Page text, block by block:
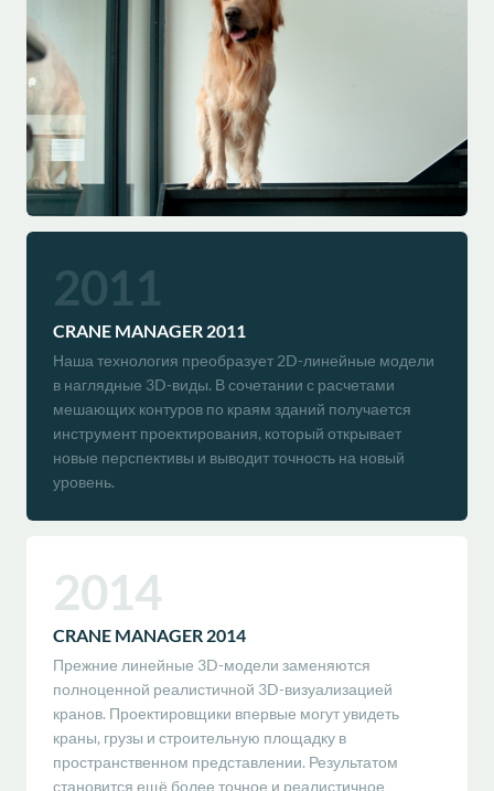
2011
CRANE MANAGER 2011
Наша технология преобразует 2D-линейные модели
в наглядные 3D-виды. В сочетании с расчетами
мешающих контуров по краям зданий получается
инструмент проектирования, который открывает
новые перспективы и выводит точность на новый
уровень.
2014
CRANE MANAGER 2014
Прежние линейные 3D-модели заменяются
полноценной реалистичной 3D-визуализацией
кранов. Проектировщики впервые могут увидеть
краны, грузы и строительную площадку в
пространственном представлении. Результатом
становится ещё более точное и реалистичное